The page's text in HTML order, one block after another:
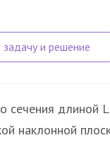
сечения длиной
наклонной